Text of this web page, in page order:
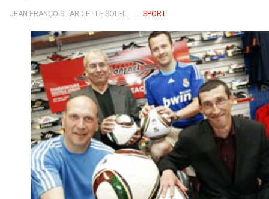
JEAN-FRANÇOIS TARDIF - LE SOLEIL SPORT